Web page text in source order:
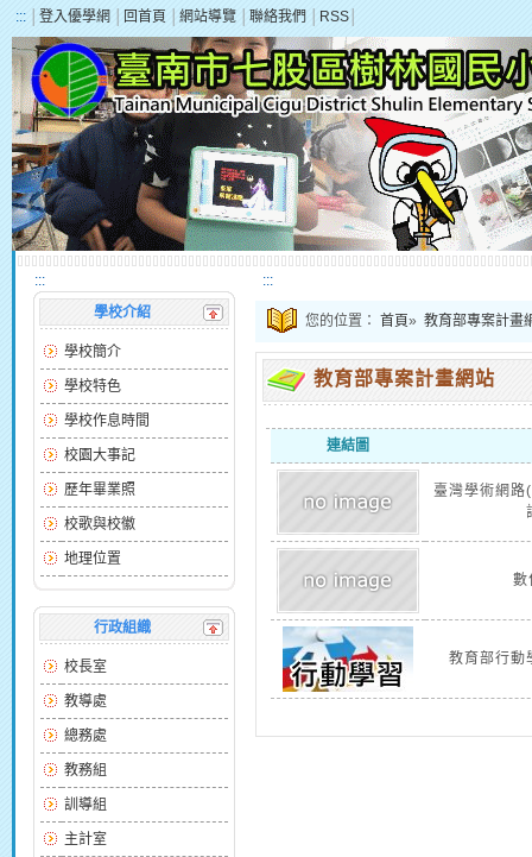
::: 登入優學網 回首頁 網站導覽 聯絡我們 RSS
:::
學校介紹
學校簡介
學校特色
學校作息時間
校園大事記
歷年畢業照
校歌與校徽
地理位置
行政組織
校長室
教導處
總務處
教務組
訓導組
主計室
:::
您的位置： 首頁» 教育部專案計畫
教育部專案計畫網站
連結圖
臺灣學術網
數
教育部行動